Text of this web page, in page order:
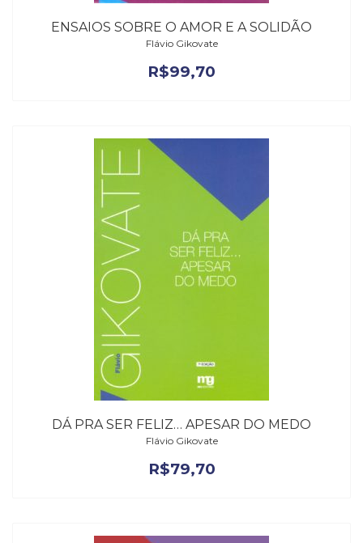
ENSAIOS SOBRE O AMOR E A SOLIDÃO
Flávio Gikovate
R$99,70
DÁ PRA SER FELIZ… APESAR DO MEDO
Flávio Gikovate
R$79,70